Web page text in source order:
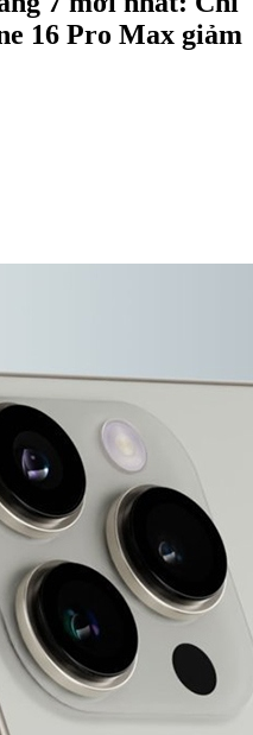
16 Pro Max giảm